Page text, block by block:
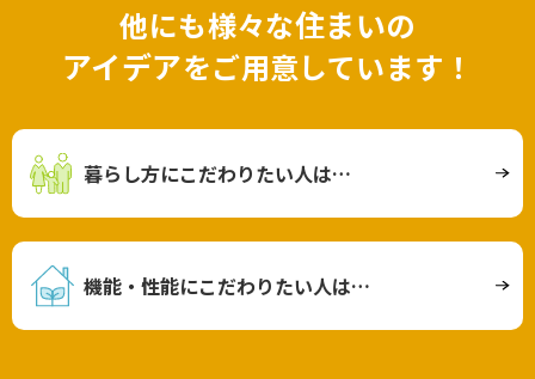
他にも様々な住まいの
アイデアをご用意しています！
暮らし方にこだわりたい人は…
機能・性能にこだわりたい人は…